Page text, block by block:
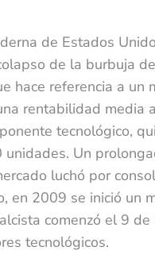
de Estados
de la burbuja
hace referencia a un
rentabilidad media
tecnológico,
Un
luchó por
2009 se inició un
comenzó el 9
tecnológicos.